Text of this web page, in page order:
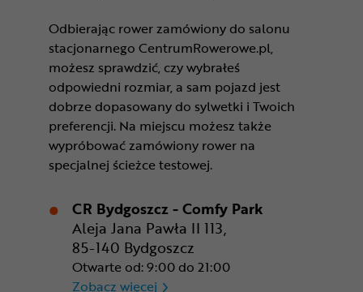
Odbierając rower zamówiony do salonu
stacjonarnego CentrumRowerowe.pl,
możesz sprawdzić, czy wybrałeś
odpowiedni rozmiar, a sam pojazd jest
dobrze dopasowany do sylwetki i Twoich
preferencji. Na miejscu możesz także
wypróbować zamówiony rower na
specjalnej ścieżce testowej.
CR Bydgoszcz - Comfy Park
Aleja Jana Pawła II 113,
85-140 Bydgoszcz
Otwarte od: 9:00 do 21:00
Zobacz więcej CR Bydgoszcz - Comfy Park